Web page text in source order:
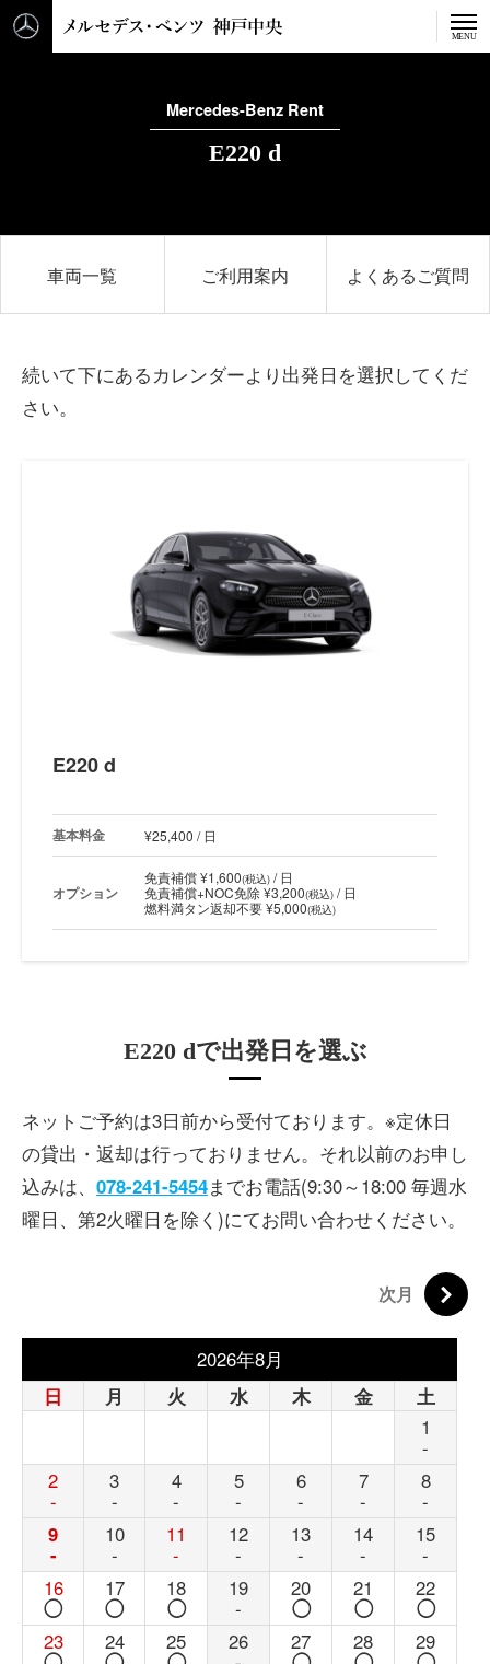
メルセデス・ベンツ 神戸中MENU
Mercedes-Benz Rent
E220 d
車両一覧 ご利用案内 よくあるご質問
続いて下にあるカレンダーより出発日を選択してくだ
さい。
E220 d
基本料金 ¥25,400 / 日
オプション
免責補償 ¥1,600(税込)/ 日
免責補償+NOC免除 ¥3,200(税込)/ 日
燃料満タン返却不要 ¥5,000(税込)
E220 dで出発日を選ぶ
ネットご予約は3日前から受付ております。 ※定休日
の貸出・返却は行っておりません。 それ以前のお申し
込みは、 078-241-5454までお電話(9:30～18:00 毎週水
曜日、第2火曜日を除く)にてお問い合わせください。
2026年8月
日
月 火 水 木 金
土
1
-
2
-
3
-
4
-
5
-
6
-
7
-
8
-
9
-
10
-
11
-
12
-
13
-
14
-
15
-
16
◯
17
◯
18
◯
19
-
20
◯
21
◯
22
◯
23
24 25 26 27 28 29
次月